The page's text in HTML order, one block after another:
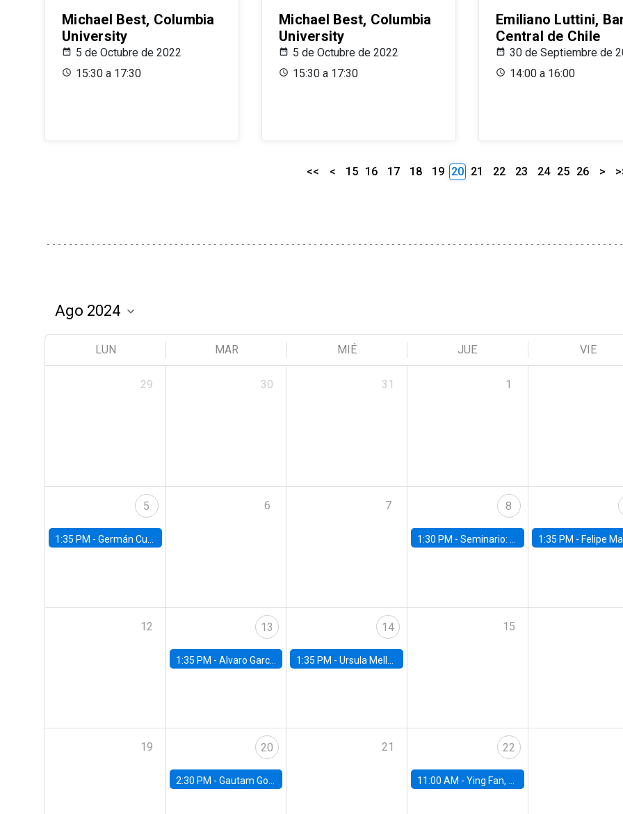
Michael Best, Columbia
University
5 de Octubre de 2022
15:30 a 17:30
Michael Best, Columbia
University
5 de Octubre de 2022
15:30 a 17:30
Emiliano Luttini,
Central de Chile
30 de Septiembre de
14:00 a 16:00
<< < 15 16 17 18 19 20 21 22 23 24 25 26 >
LUN MAR MIÉ JUE VIE
29 30 31 1
5
1:35 PM - Germán Cubas, University of Houston
6 7 8
1:30 PM -Seminario: “Recuperando la humanidad para progresar en la era de la IA» 1:35 PM - Felipe Martínez, alumno Doctorado en
12 13
1:35 PM - Alvaro Garcia-Marin, Universidad de Los Andes
14
1:35 PM -Ursula Mello, Insper - Institute of Education and Research
15
19 20
2:30 PM - Gautam Gowrisankaran, Columbia University
21 22
11:00 AM -Ying Fan, University of Michigan